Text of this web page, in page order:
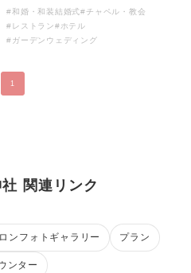
#和婚・和装結婚式#チャペル・教会
#レストラン#ホテル
#ガーデンウェディング
1
関連リンク
ンフォトギャラリー プラン
ンター